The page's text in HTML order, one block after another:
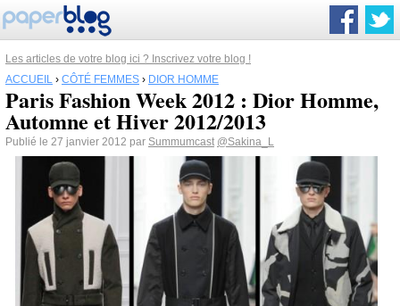
Les articles de votre blog ici ? Inscrivez votre blog !
ACCUEIL › CÔTÉ FEMMES › DIOR HOMME
Paris Fashion Week 2012 : Dior Homme,
Automne et Hiver 2012/2013
Publié le 27 janvier 2012 par Summumcast @Sakina_L